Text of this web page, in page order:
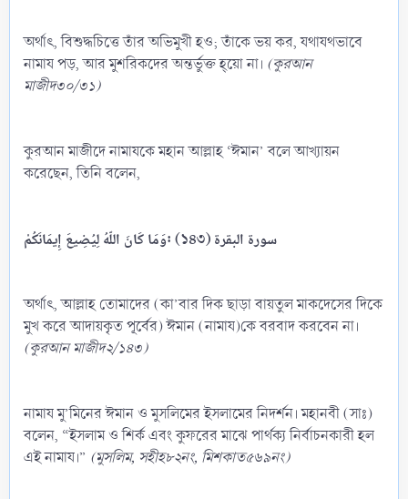
অর্থাৎ, বিশুদ্ধচিত্তে তাঁর অভিমুখী হও; তাঁকে ভয় কর, যথাযথভাবে
নামায পড়, আর মুশরিকদের অন্তর্ভুক্ত হ্‌য়ো না। (কুরআন
মাজীদ৩০/৩১)
কুরআন মাজীদে নামাযকে মহান আল্লাহ ‘ঈমান’ বলে আখ্যায়ন
করেছেন, তিনি বলেন,
وَمَا كَانَ اللّهُ لِيُضِيعَ إِيمَانَكُمْ: (১৪৩) سورة البقرة
অর্থাৎ, আল্লাহ তোমাদের (কা’বার দিক ছাড়া বায়তুল মাকদেসের দিকে
মুখ করে আদায়কৃত পূর্বের) ঈমান (নামায)কে বরবাদ করবেন না।
(কুরআন মাজীদ২/১৪৩)
নামায মু’মিনের ঈমান ও মুসলিমের ইসলামের নিদর্শন। মহানবী (সাঃ)
বলেন, “ইসলাম ও শির্ক এবং কুফরের মাঝে পার্থক্য নির্বাচনকারী হল
এই নামায।” (মুসলিম, সহীহ৮২নং, মিশকাত৫৬৯নং)